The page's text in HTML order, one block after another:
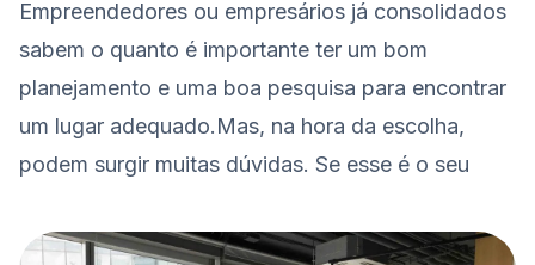
Empreendedores ou empresários já consolidados
sabem o quanto é importante ter um bom
planejamento e uma boa pesquisa para encontrar
um lugar adequado.Mas, na hora da escolha,
podem surgir muitas dúvidas. Se esse é o seu